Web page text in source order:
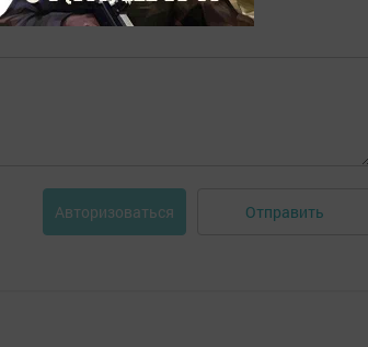
Авторизоваться Отправить